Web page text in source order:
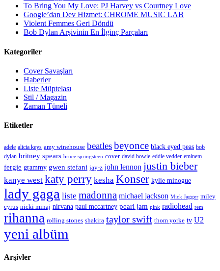
To Bring You My Love: PJ Harvey vs Courtney Love
Google’dan Dev Hizmet: CHROME MUSIC LAB
Violent Femmes Geri Döndü
Bob Dylan Arşivinin En İlginç Parçaları
Kategoriler
Cover Savaşları
Haberler
Liste Müptelası
Stil / Magazin
Zaman Tüneli
Etiketler
adele alicia keys amy winehouse beatlesbeyonce black eyed peas bob
dylan britney spears bruce springsteen cover david bowie eddie vedder eminem
fergie grammy gwen stefani jay-z john lennon justin bieber
kanye west katy perry kesha Konser kylie minogue
lady gaga liste madonna michael jackson Mick Jagger miley
cyrus nicki minaj nirvana paul mccartney pearl jam pink radiohead rem
rihanna rolling stones shakira taylor swift thom yorke tv U2
yeni albüm
Arşivler